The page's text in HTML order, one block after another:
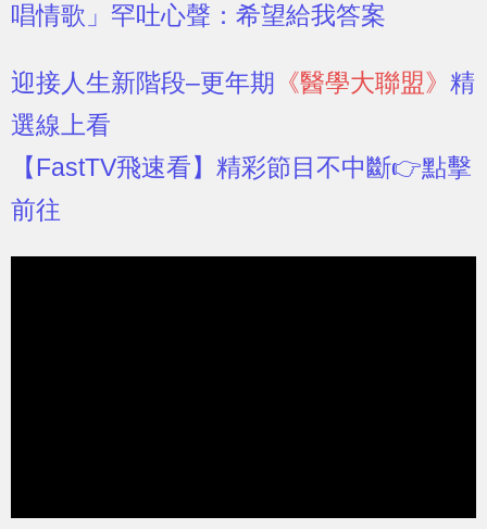
唱情歌」罕吐心聲：希望給我答案
迎接人生新階段–更年期 《醫學大聯盟》 精
選線上看
【FastTV飛速看】精彩節目不中斷👉點擊
前往